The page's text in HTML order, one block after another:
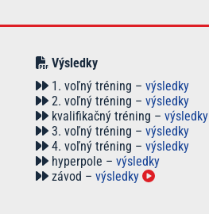
Výsledky
1. voľný tréning – výsledky
2. voľný tréning – výsledky
kvalifikačný tréning – výsledky
3. voľný tréning – výsledky
4. voľný tréning – výsledky
hyperpole – výsledky
závod – výsledky